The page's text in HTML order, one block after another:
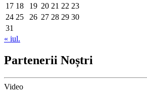
17 18 19 20 21 22 23
24 25 26 27 28 29 30
31
« iul.
Partenerii Noștri
Video